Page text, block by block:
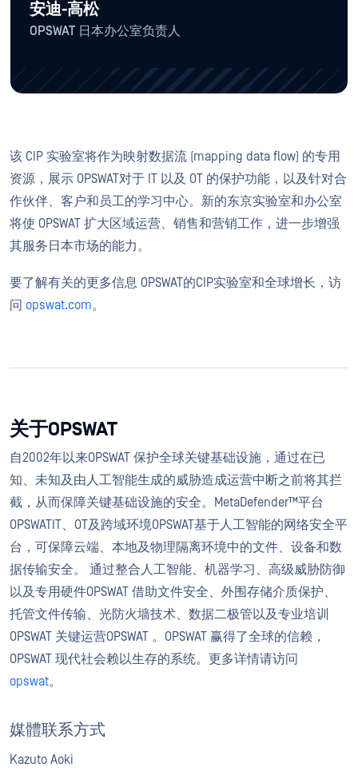
安迪-高松
OPSWAT 日本办公室负责人
该 CIP 实验室将作为映射数据流 (mapping data flow) 的专用
资源，展示 OPSWAT对于 IT 以及 OT 的保护功能，以及针对合
作伙伴、客户和员工的学习中心。新的东京实验室和办公室
将使 OPSWAT 扩大区域运营、销售和营销工作，进一步增强
其服务日本市场的能力。
要了解有关的更多信息 OPSWAT的CIP实验室和全球增长，访
问 opswat.com。
关于OPSWAT
自2002年以来OPSWAT 保护全球关键基础设施，通过在已
知、未知及由人工智能生成的威胁造成运营中断之前将其拦
截，从而保障关键基础设施的安全。MetaDefender™平台
OPSWATIT、OT及跨域环境OPSWAT基于人工智能的网络安全平
台，可保障云端、本地及物理隔离环境中的文件、设备和数
据传输安全。 通过整合人工智能、机器学习、高级威胁防御
以及专用硬件OPSWAT 借助文件安全、外围存储介质保护、
托管文件传输、光防火墙技术、数据二极管以及专业培训
OPSWAT 关键运营OPSWAT 。OPSWAT 赢得了全球的信赖，
OPSWAT 现代社会赖以生存的系统。更多详情请访问
opswat。
媒體联系方式
Kazuto Aoki